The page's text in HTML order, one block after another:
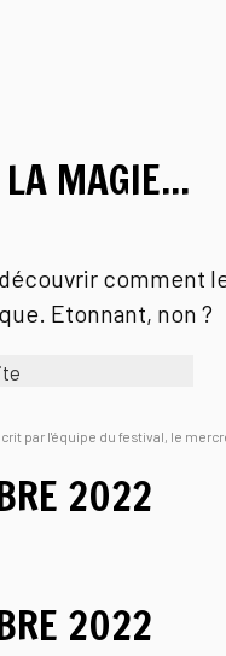
MAGIE...
comment
Etonnant, non ?
par l'équipe du festival, le
2022
2022